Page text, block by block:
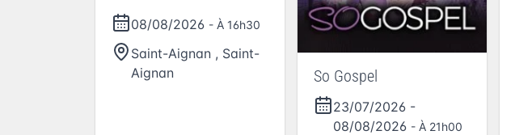
08/08/2026 - À 16h30
Saint-Aignan , Saint-
Aignan
So Gospel
23/07/2026 -
08/08/2026 - À 21h00